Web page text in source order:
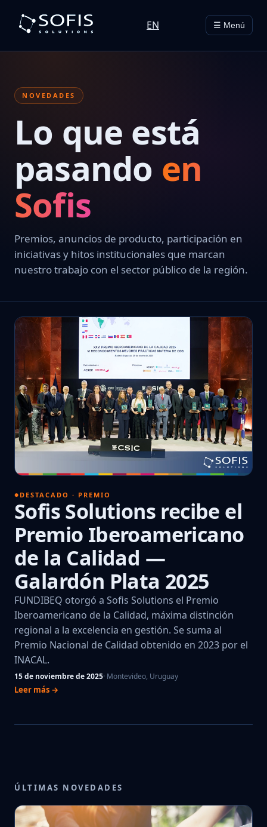
EN ☰ Menú
NOVEDADES
Lo que está
pasando en
Sofis
Premios, anuncios de producto, participación en
iniciativas y hitos institucionales que marcan
nuestro trabajo con el sector público de la región.
DESTACADO · PREMIO
Sofis Solutions recibe el
Premio Iberoamericano
de la Calidad —
Galardón Plata 2025
FUNDIBEQ otorgó a Sofis Solutions el Premio
Iberoamericano de la Calidad, máxima distinción
regional a la excelencia en gestión. Se suma al
Premio Nacional de Calidad obtenido en 2023 por el
INACAL.
15 de noviembre de 2025· Montevideo, Uruguay
Leer más →
ÚLTIMAS NOVEDADES